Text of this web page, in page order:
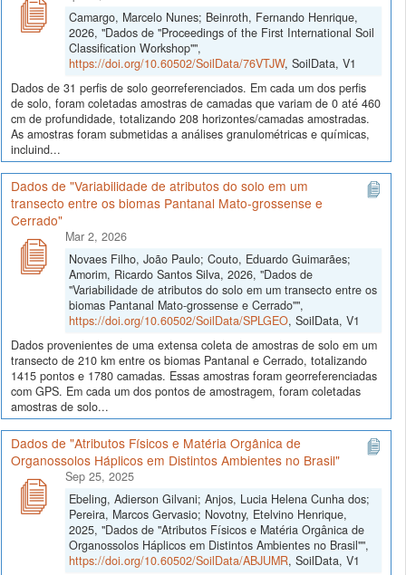
Camargo, Marcelo Nunes; Beinroth, Fernando Henrique,
2026, "Dados de "Proceedings of the First International Soil
Classification Workshop"",
https://doi.org/10.60502/SoilData/76VTJW, SoilData, V1
Dados de 31 perfis de solo georreferenciados. Em cada um dos perfis
de solo, foram coletadas amostras de camadas que variam de 0 até 460
cm de profundidade, totalizando 208 horizontes/camadas amostradas.
As amostras foram submetidas a análises granulométricas e químicas,
incluind...
Dados de "Variabilidade de atributos do solo em um
transecto entre os biomas Pantanal Mato-grossense e
Cerrado"
Mar 2, 2026
Novaes Filho, João Paulo; Couto, Eduardo Guimarães;
Amorim, Ricardo Santos Silva, 2026, "Dados de
"Variabilidade de atributos do solo em um transecto entre os
biomas Pantanal Mato-grossense e Cerrado"",
https://doi.org/10.60502/SoilData/SPLGEO, SoilData, V1
Dados provenientes de uma extensa coleta de amostras de solo em um
transecto de 210 km entre os biomas Pantanal e Cerrado, totalizando
1415 pontos e 1780 camadas. Essas amostras foram georreferenciadas
com GPS. Em cada um dos pontos de amostragem, foram coletadas
amostras de solo...
Dados de "Atributos Físicos e Matéria Orgânica de
Organossolos Háplicos em Distintos Ambientes no Brasil"
Sep 25, 2025
Ebeling, Adierson Gilvani; Anjos, Lucia Helena Cunha dos;
Pereira, Marcos Gervasio; Novotny, Etelvino Henrique,
2025, "Dados de "Atributos Físicos e Matéria Orgânica de
Organossolos Háplicos em Distintos Ambientes no Brasil"",
https://doi.org/10.60502/SoilData/ABJUMR, SoilData, V1